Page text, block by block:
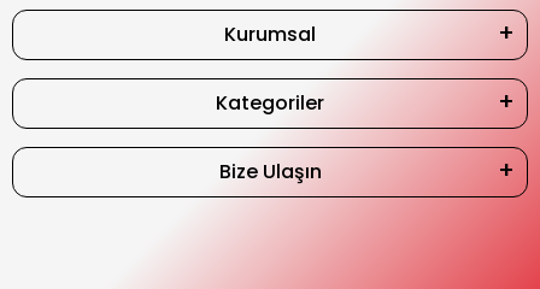
Kurumsal
Kategoriler
Bize Ulaşın